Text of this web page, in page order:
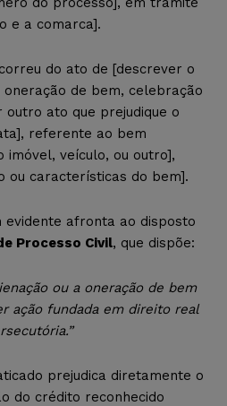
e a comarca].
do ato de [descrever o
oneração de bem, celebração
ato que prejudique o
referente ao bem
imóvel, veículo, ou outro],
ou características do bem].
afronta ao disposto
Processo Civil, que dispõe:
ou a oneração de bem
ação fundada em direito real
prejudica diretamente o
do crédito reconhecido